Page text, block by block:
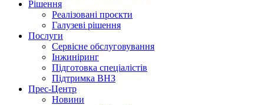
Рішення
Реалізовані проєкти
Галузеві рішення
Послуги
Сервісне обслуговування
Інжиніринг
Підготовка спеціалістів
Підтримка ВНЗ
Прес-Центр
Новини